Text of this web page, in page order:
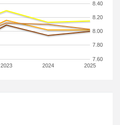
2023 2024 2025
7.60
7.80
8.00
8.20
8.40